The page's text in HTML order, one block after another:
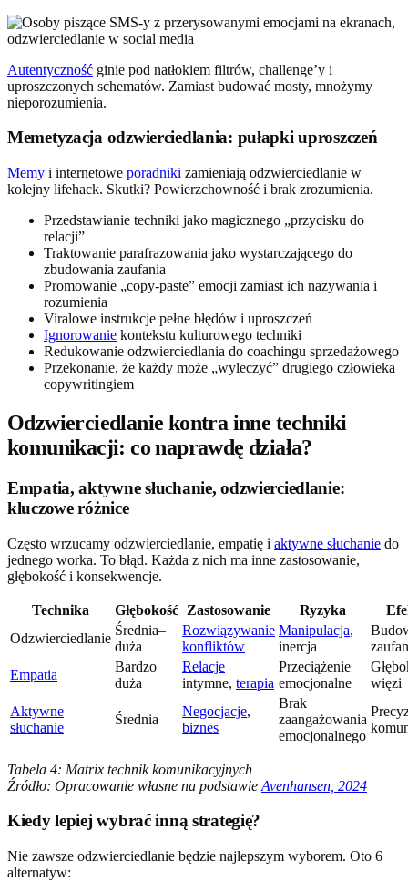
Autentyczność ginie pod natłokiem filtrów, challenge’y i
uproszczonych schematów. Zamiast budować mosty, mnożymy
nieporozumienia.
Memetyzacja odzwierciedlania: pułapki uproszczeń
Memy i internetowe poradniki zamieniają odzwierciedlanie w
kolejny lifehack. Skutki? Powierzchowność i brak zrozumienia.
Przedstawianie techniki jako magicznego „przycisku do
relacji”
Traktowanie parafrazowania jako wystarczającego do
zbudowania zaufania
Promowanie „copy-paste” emocji zamiast ich nazywania i
rozumienia
Viralowe instrukcje pełne błędów i uproszczeń
Ignorowanie kontekstu kulturowego techniki
Redukowanie odzwierciedlania do coachingu sprzedażowego
Przekonanie, że każdy może „wyleczyć” drugiego człowieka
copywritingiem
Odzwierciedlanie kontra inne techniki
komunikacji: co naprawdę działa?
Empatia, aktywne słuchanie, odzwierciedlanie:
kluczowe różnice
Często wrzucamy odzwierciedlanie, empatię i aktywne słuchanie do
jednego worka. To błąd. Każda z nich ma inne zastosowanie,
głębokość i konsekwencje.
Technika Głębokość Zastosowanie Ryzyka
Odzwierciedlanie
Średnia–
duża
Rozwiązywanie
konfliktów
Manipulacja,
inercja
Empatia
Bardzo
duża
Relacje
intymne, terapia
Przeciążenie
emocjonalne
więzi
Aktywne
słuchanie
Średnia
Negocjacje,
biznes
Brak
zaangażowania
emocjonalnego
Tabela 4: Matrix technik komunikacyjnych
Źródło: Opracowanie własne na podstawie Avenhansen, 2024
Kiedy lepiej wybrać inną strategię?
Nie zawsze odzwierciedlanie będzie najlepszym wyborem. Oto 6
alternatyw: